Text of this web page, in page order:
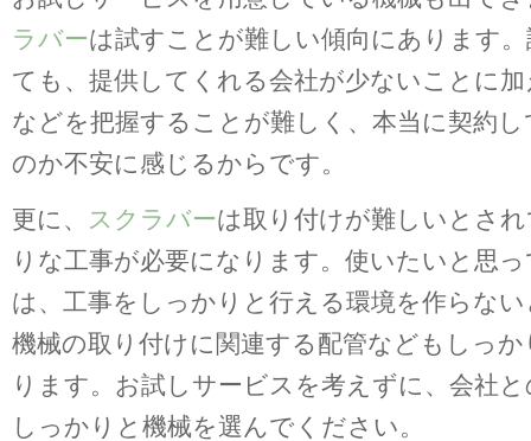
ラバーは試すことが難しい傾向にあります
ても、提供してくれる会社が少ないことに
などを把握することが難しく、本当に契約
のか不安に感じるからです。
更に、 スクラバーは取り付けが難しいとさ
りな工事が必要になります。使いたいと思
は、工事をしっかりと行える環境を作らな
機械の取り付けに関連する配管などもしっ
ります。お試しサービスを考えずに、会社
しっかりと機械を選んでください。